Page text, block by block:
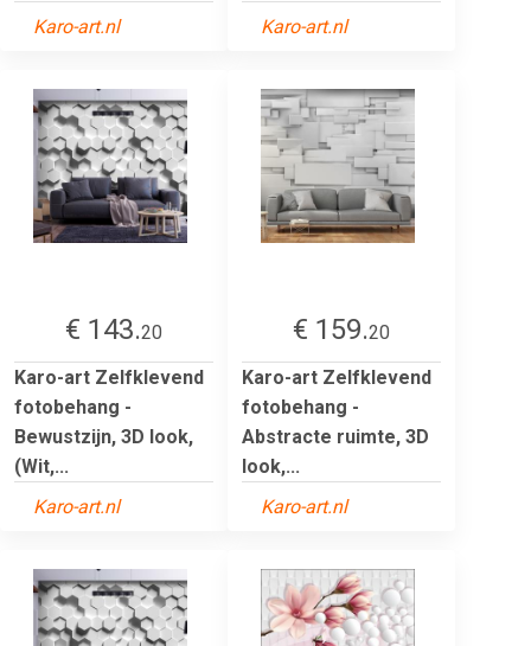
Karo-art.nl
Karo-art.nl
€ 143.20
Karo-art Zelfklevend
fotobehang -
Bewustzijn, 3D look,
(Wit,...
Karo-art.nl
€ 159.20
Karo-art Zelfklevend
fotobehang -
Abstracte ruimte, 3D
look,...
Karo-art.nl